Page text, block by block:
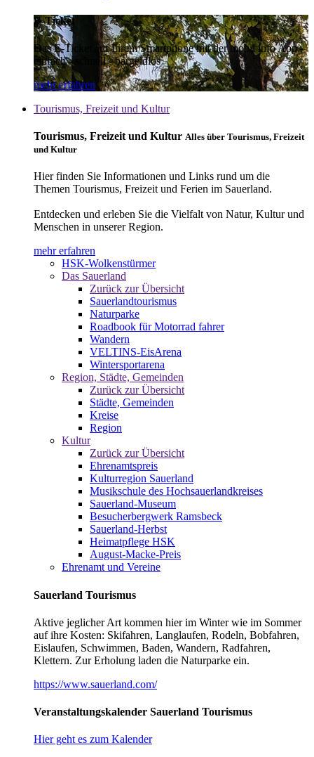
E-Ticket
Das E-Ticket auf Ihrem Smartphone mit der mobil info App -
einfach - schnell - bargeldlos
mehr erfahren
Tourismus, Freizeit und Kultur
Tourismus, Freizeit und Kultur Alles über Tourismus, Freizeit
und Kultur
Hier finden Sie Informationen und Links rund um die
Themen Tourismus, Freizeit und Ferien im Sauerland.
Entdecken und erleben Sie die Vielfalt von Natur, Kultur und
Menschen in unserer Region.
mehr erfahren
HSK-Wolkenstürmer
Das Sauerland
Zurück zur Übersicht
Sauerlandtourismus
Naturparke
Roadbook für Motorrad fahrer
Wandern
VELTINS-EisArena
Wintersportarena
Region, Städte, Gemeinden
Zurück zur Übersicht
Städte, Gemeinden
Kreise
Region
Kultur
Zurück zur Übersicht
Ehrenamtspreis
Kulturregion Sauerland
Musikschule des Hochsauerlandkreises
Sauerland-Museum
Besucherbergwerk Ramsbeck
Sauerland-Herbst
Heimatpflege HSK
August-Macke-Preis
Ehrenamt und Vereine
Sauerland Tourismus
Aktive jeglicher Art kommen hier im Winter wie im Sommer
auf ihre Kosten: Skifahren, Langlaufen, Rodeln, Bobfahren,
Eislaufen, Schwimmen, Baden, Wandern, Radfahren,
Klettern. Zur Erholung laden die Naturparke ein.
https://www.sauerland.com/
Veranstaltungskalender Sauerland Tourismus
Hier geht es zum Kalender